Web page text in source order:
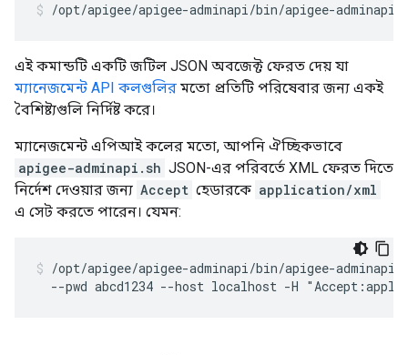
/opt/apigee/apigee-adminapi/bin/apigee-
এই কমান্ডটি একটি জটিল JSON অবজেক্ট ফেরত দেয় যা
ম্যানেজমেন্ট API কলগুলির মতো প্রতিটি পরিষেবার জন্য একই
বৈশিষ্ট্যগুলি নির্দিষ্ট করে।
ম্যানেজমেন্ট এপিআই কলের মতো, আপনি ঐচ্ছিকভাবে
apigee-adminapi.sh JSON-এর পরিবর্তে XML ফেরত দিতে
নির্দেশ দেওয়ার জন্য Accept হেডারকে application/xml
এ সেট করতে পারেন। যেমন:
/opt/apigee/apigee-adminapi/bin/apigee-
--pwd abcd1234 --host localhost -H